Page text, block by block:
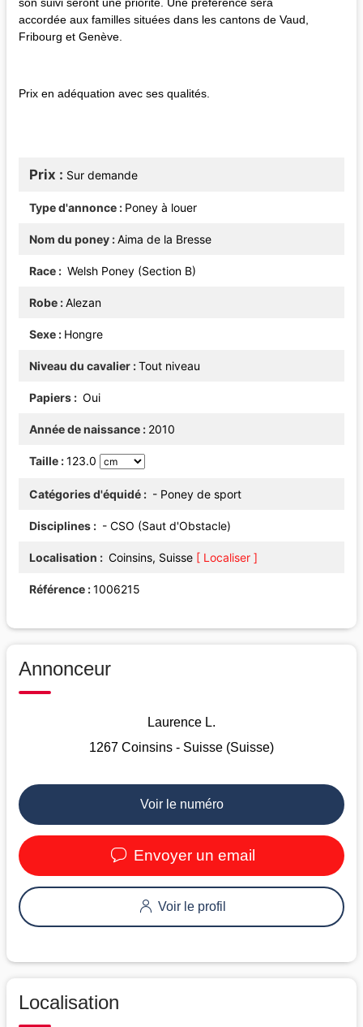
accordée aux familles situées dans les cantons de Vaud,
Fribourg et Genève.
Prix en adéquation avec ses qualités.
Prix Sur demande
Type d'annonce Poney à louer
Nom du poney Aima de la Bresse
Race Welsh Poney (Section B)
Robe Alezan
Sexe Hongre
Niveau du cavalier Tout niveau
Papiers Oui
Année de naissance 2010
Taille 123.0
Catégories d'équidé - Poney de sport
Disciplines - CSO (Saut d'Obstacle)
Localisation Coinsins, Suisse [ Localiser ]
Référence 1006215
Annonceur
Laurence L.
1267 Coinsins - Suisse (Suisse)
Voir le numéro
Envoyer un email
Voir le profil
Localisation